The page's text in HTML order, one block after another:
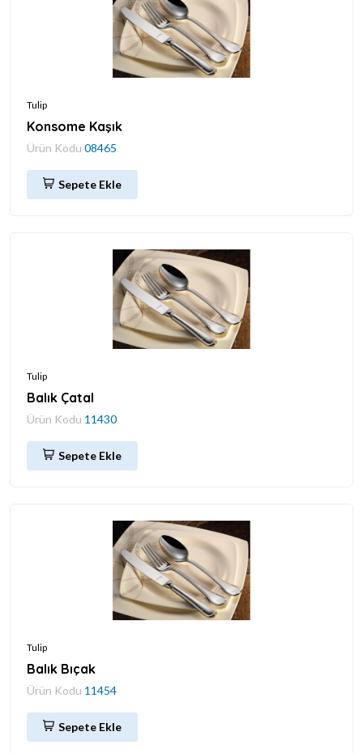
Tulip
Konsome Kaşık
Ürün Kodu 08465
Sepete Ekle
Tulip
Balık Çatal
Ürün Kodu 11430
Sepete Ekle
Tulip
Balık Bıçak
Ürün Kodu 11454
Sepete Ekle